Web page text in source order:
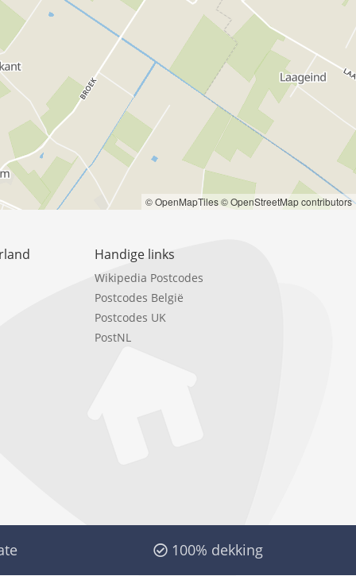
© OpenMapTiles© OpenStreetMap contributors
Handige links
Wikipedia Postcodes
Postcodes België
Postcodes UK
PostNL
100% dekking